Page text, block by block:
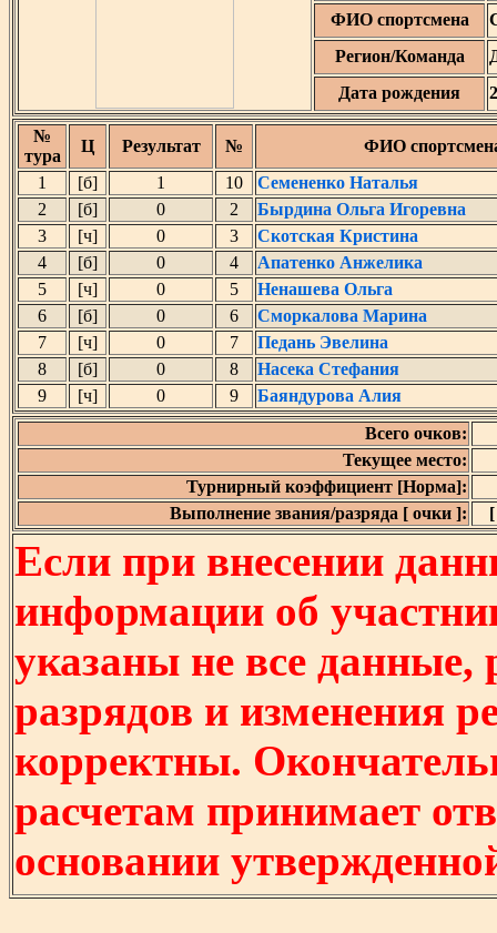
ФИО спортсмена
Регион/Команда
Дата рождения
№
тура
Ц Результат №
ФИО
1
[б] 1 10
Семененко Наталья
2
[б] 0 2
Бырдина Ольга Игоревна
3
[ч] 0 3
Скотская Кристина
4
[б] 0 4
Апатенко Анжелика
5
[ч] 0 5
Ненашева Ольга
6
[б] 0 6
Сморкалова Марина
7
[ч] 0 7
Педань Эвелина
8
[б] 0 8
Насека Стефания
9
[ч] 0 9
Баяндурова Алия
Всего очков:
Текущее место:
Турнирный коэффициент [Норма]:
Выполнение звания/разряда [ очки ]:
Если при внесении
информации об
указаны не все
разрядов и изменения
корректны.
расчетам принимает
основании